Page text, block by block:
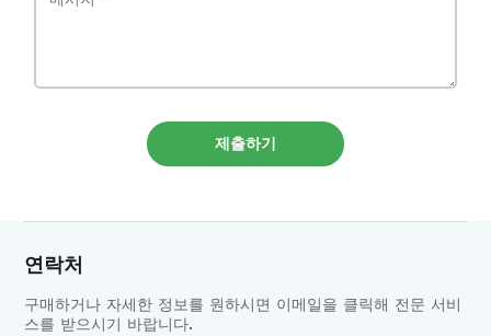
제출하기
연락처
구매하거나 자세한 정보를 원하시면 이메일을 클릭해 전문 서비
스를 받으시기 바랍니다.